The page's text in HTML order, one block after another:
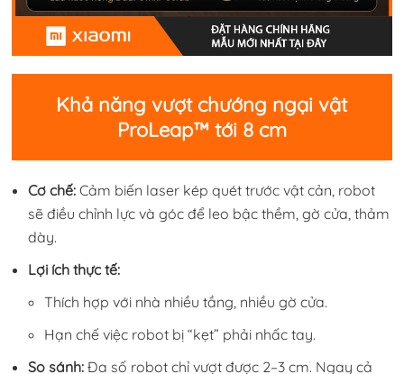
Khả năng vượt chướng ngại vật
ProLeap™ tới 8 cm
Cơ chế: Cảm biến laser kép quét trước vật cản, robot
sẽ điều chỉnh lực và góc để leo bậc thềm, gờ cửa, thảm
dày.
Lợi ích thực tế:
Thích hợp với nhà nhiều tầng, nhiều gờ cửa.
Hạn chế việc robot bị “kẹt” phải nhấc tay.
So sánh: Đa số robot chỉ vượt được 2–3 cm. Ngay cả